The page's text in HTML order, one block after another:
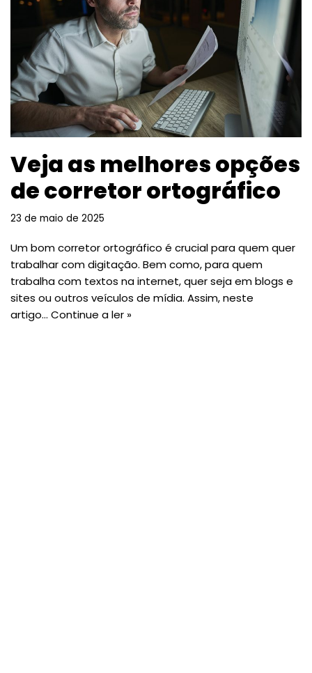
Veja as melhores opções
de corretor ortográfico
23 de maio de 2025
Um bom corretor ortográfico é crucial para quem quer
trabalhar com digitação. Bem como, para quem
trabalha com textos na internet, quer seja em blogs e
sites ou outros veículos de mídia. Assim, neste
artigo… Continue a ler »